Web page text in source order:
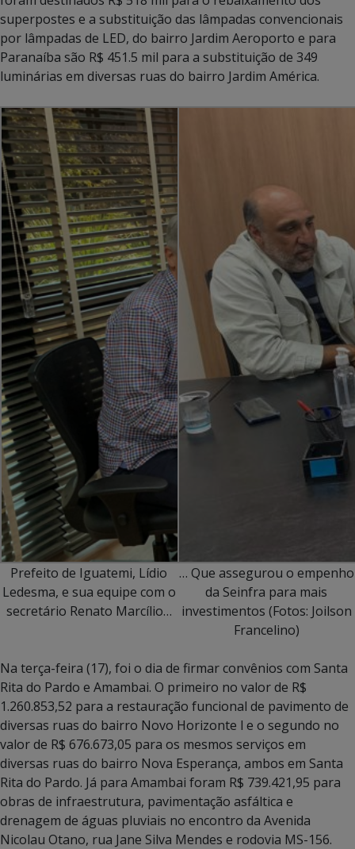
superpostes e a substituição das lâmpadas convencionais
por lâmpadas de LED, do bairro Jardim Aeroporto e para
Paranaíba são R$ 451.5 mil para a substituição de 349
luminárias em diversas ruas do bairro Jardim América.
Prefeito de Iguatemi, Lídio
Ledesma, e sua equipe com o
secretário Renato Marcílio…
… Que assegurou o empenho
da Seinfra para mais
investimentos (Fotos: Joilson
Francelino)
Na terça-feira (17), foi o dia de firmar convênios com Santa
Rita do Pardo e Amambai. O primeiro no valor de R$
1.260.853,52 para a restauração funcional de pavimento de
diversas ruas do bairro Novo Horizonte l e o segundo no
valor de R$ 676.673,05 para os mesmos serviços em
diversas ruas do bairro Nova Esperança, ambos em Santa
Rita do Pardo. Já para Amambai foram R$ 739.421,95 para
obras de infraestrutura, pavimentação asfáltica e
drenagem de águas pluviais no encontro da Avenida
Nicolau Otano, rua Jane Silva Mendes e rodovia MS-156.